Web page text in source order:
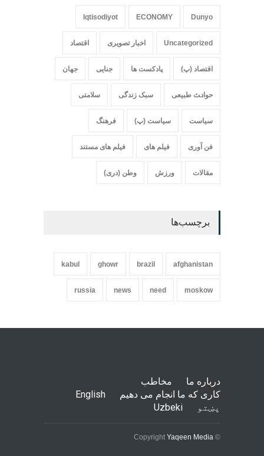
Dunyo
ECONOMY
Iqtisodiyot
Uncategorized اخبار تصویری اقتصاد
اقتصاد (پ) پادکست ها جنایی جهان
حواد‍‍‍ث طبیعی سبک زندگی سلامتی
سیاست سیاست (پ) فرهنگ
فن آوری فیلم های فیلم های مستند
مقالات ورزش وطن (دری)
برچسب‌ها
afghanistan
brazil
ghowr
kabul
moskow
need
news
russia
درباره ما
مخاطب
کاری که ما انجام می دهیم
English
پښتو
Uzbeki
© Copyright
Yaqeen Media